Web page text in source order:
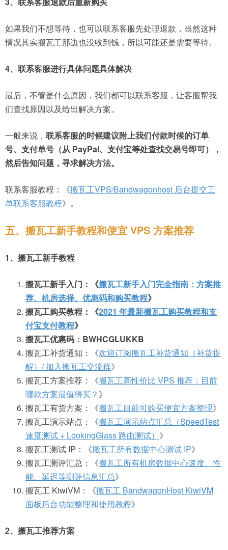
如果我们不想等待，也可以联系客服先处理退款，当然这种
情况其实搬瓦工那边也没收到钱，所以可能还是需要等待。
4、联系客服进行具体问题具体解决
最后，不管是什么原因，我们都可以联系客服，让客服帮我
们查找原因以及给出解决方案。
一般来说， 联系客服的时候建议附上我们付款时候的订单
号、支付单号（从 PayPal、支付宝等处查找交易号即可），
然后告知问题，寻求解决方法。
联系客服教程：《搬瓦工VPS/Bandwagonhost 后台提交工
单联系客服教程》。
五、搬瓦工新手教程和便宜 VPS 方案推荐
1、搬瓦工新手教程
搬瓦工新手入门：《搬瓦工新手入门完全指南：方案推
荐、机房选择、优惠码和购买教程》
搬瓦工购买教程：《2021 年最新搬瓦工购买教程和支
付宝支付教程》
搬瓦工优惠码：BWHCGLUKKB
搬瓦工补货通知：《欢迎订阅搬瓦工补货通知（补货提
醒）/ 加入搬瓦工交流群》
搬瓦工方案推荐：《搬瓦工高性价比 VPS 推荐：目前
哪款方案最值得买？ 》
搬瓦工有货方案：《搬瓦工目前可购买便宜方案整理》
搬瓦工演示站点：《搬瓦工演示站点汇总（SpeedTest
速度测试 + LookingGlass 路由测试） 》
搬瓦工测试 IP：《搬瓦工所有数据中心测试 IP》
搬瓦工测评汇总：《搬瓦工所有机房数据中心速度、性
能、延迟等测评信息汇总》
搬瓦工 KiwiVM：《搬瓦工 BandwagonHost KiwiVM
面板后台功能整理和使用教程》
2、搬瓦工推荐方案